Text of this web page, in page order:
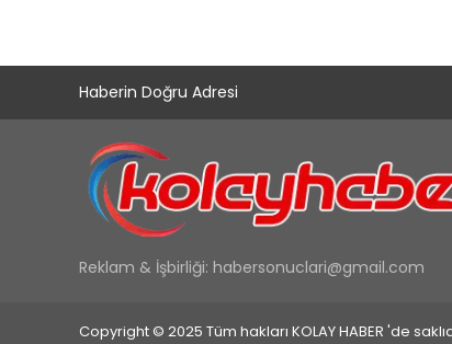
Haberin Doğru Adresi
Reklam & İşbirliği: habersonuclari@gmail.com
Copyright © 2025 Tüm hakları KOLAY HABER 'de